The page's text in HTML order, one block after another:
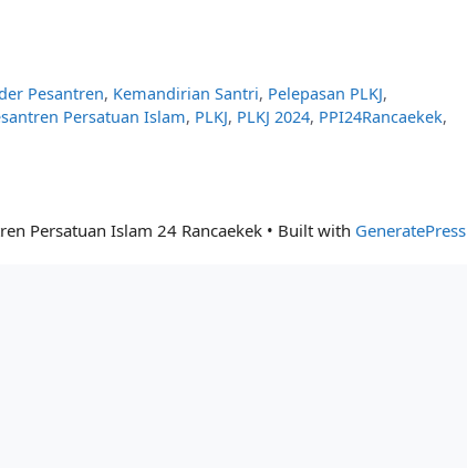
Pesantren, Kemandirian Santri, Pelepasan PLKJ,
Persatuan Islam, PLKJ, PLKJ 2024, PPI24Rancaekek,
Persatuan Islam 24 Rancaekek• Built with GeneratePress